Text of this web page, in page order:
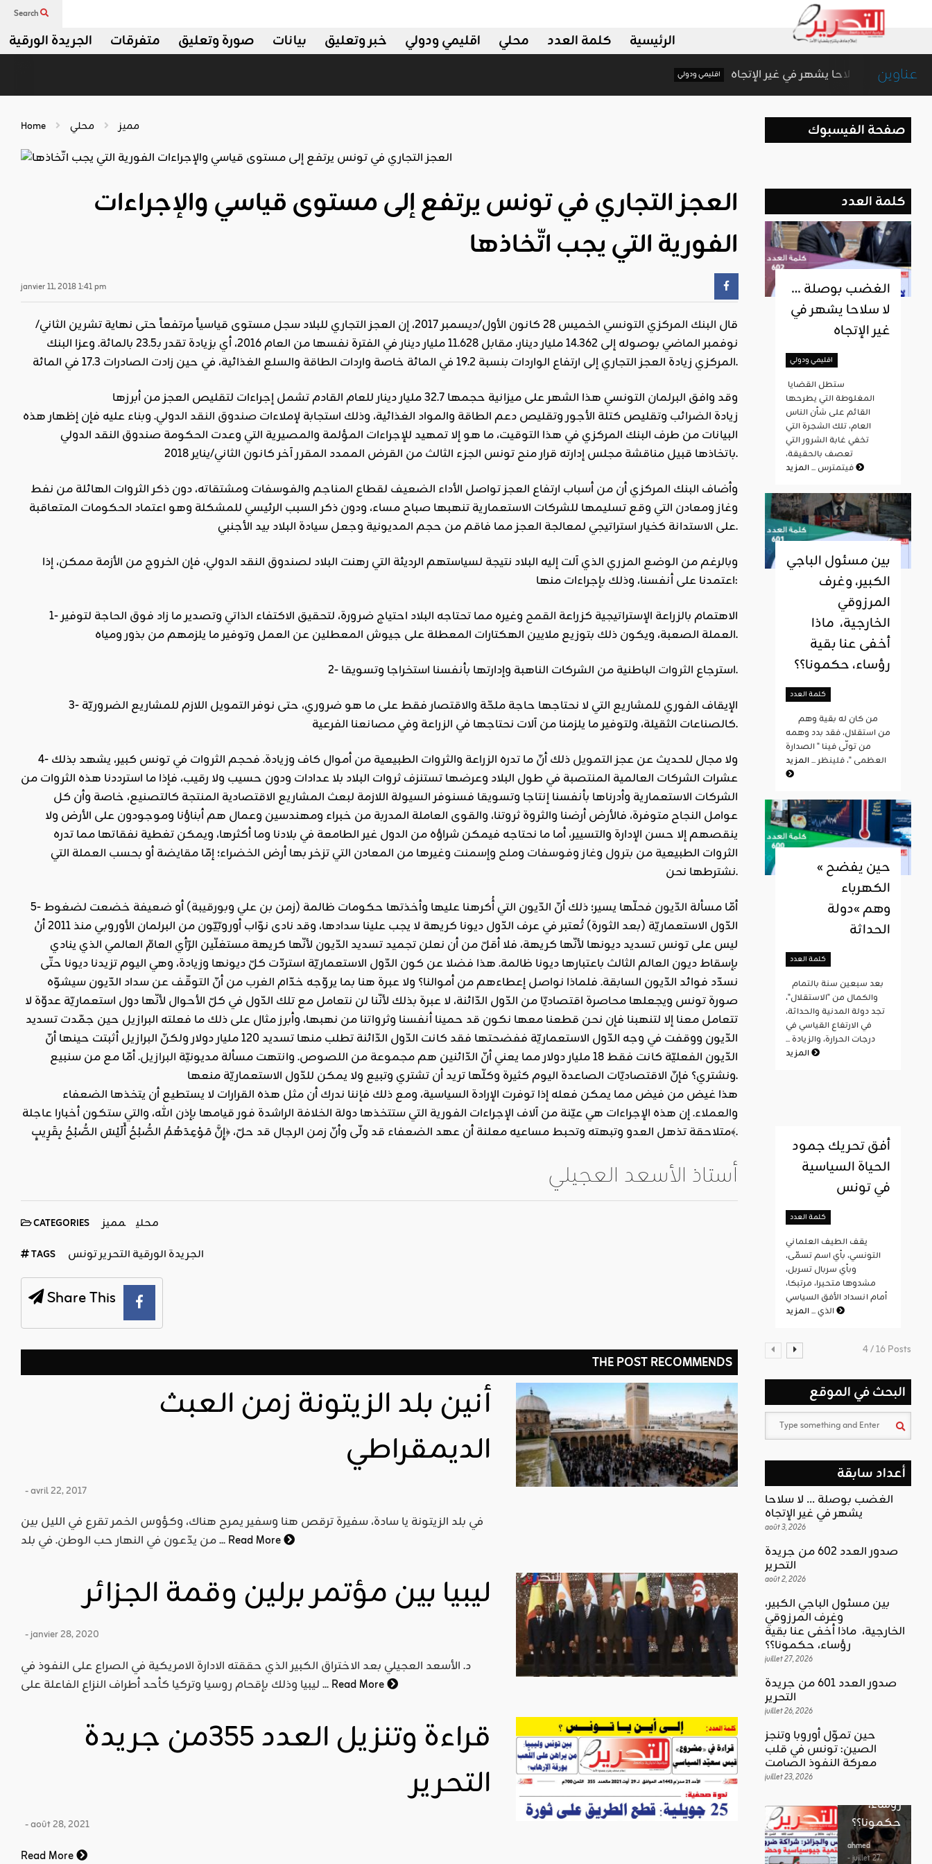
Search
الجريدة الورقية متفرقات صورة وتعليق بيانات خبر وتعليق اقليمي ودولي محلي كلمة العدد الرئيسية
عناوين اقليمي ودولي الغضب بوصلة … لا سلاحا يشهر في غير الإتجاه
Home مميز محلي
العجز التجاري في تونس يرتفع إلى مستوى قياسي والإجراءات
الفورية التي يجب اتّخاذها
janvier 11, 2018 1:41 pm
قال البنك المركزي التونسي
الخميس 28 كانون الأول/ديسمبر 2017، إن العجز التجاري للبلاد سجل مستوى قياسياً مرتفعاً حتى نهاية تشرين الثاني/
نوفمبر الماضي بوصوله إلى 14.362 مليار دينار، مقابل 11.628 مليار دينار في الفترة نفسها من العام 2016، أي بزيادة تقدر بـ23.5 بالمائة. وعزا البنك
المركزي زيادة العجز التجاري إلى ارتفاع الواردات بنسبة 19.2 في المائة خاصة واردات
الطاقة
والسلع الغذائية، في حين زادت الصادرات 17.3 في المائة.
وقد وافق البرلمان
التونسي هذا الشهر على ميزانية حجمها 32.7 مليار دينار للعام القادم تشمل إجراءات لتقليص العجز من أبرزها
زيادة الضرائب وتقليص كتلة الأجور وتقليص دعم الطاقة والمواد الغذائية، وذلك استجابة لإملاءاتصندوق النقد الدولي. وبناء عليه فإن إظهار هذه
البيانات من طرف البنك المركزي في هذا التوقيت، ما هو إلا تمهيد للإجراءات المؤلمة والمصيرية التي وعدت الحكومة صندوق النقد الدولي
باتخاذها قبيل مناقشة مجلس إدارته قرار منح تونس الجزء الثالث من القرض الممدد المقرر آخر كانون الثاني/يناير 2018.
وأضاف البنك المركزي أن من أسباب ارتفاع العجز تواصل الأداء الضعيف لقطاع المناجم والفوسفات ومشتقاته، دون ذكر الثروات الهائلة من نفط
وغاز ومعادن التي وقع تسليمها للشركات الاستعمارية تنهبها صباح مساء، ودون ذكر السبب الرئيسي للمشكلة وهو اعتماد الحكومات المتعاقبة
على الاستدانة كخيار استراتيجي لمعالجة العجز مما فاقم من حجم المديونية وجعل سيادة البلاد بيد الأجنبي.
وبالرغم من الوضع المزري الذي آلت إليه البلاد نتيجة لسياستهم الرديئة التي رهنت البلاد لصندوق النقد الدولي، فإن الخروج من الأزمة ممكن، إذا
اعتمدنا على أنفسنا، وذلك بإجراءات منها:
1- الاهتمام بالزراعة الإستراتيجية كزراعة القمح وغيره مما تحتاجه البلاد احتياج ضرورة، لتحقيق الاكتفاء الذاتي وتصدير ما زاد فوق الحاجة لتوفير
العملة الصعبة، ويكون ذلك بتوزيع ملايين الهكتارات المعطلة على جيوش المعطلين عن العمل وتوفير ما يلزمهم من بذور ومياه.
2- استرجاع الثروات
الباطنية من الشركات الناهبة وإدارتها بأنفسنا استخراجا وتسويقا.
3- الإيقاف الفوري للمشاريع التي لا نحتاجها حاجة ملحّة والاقتصار فقط على ما هو ضروري، حتى نوفر التمويل اللازم للمشاريع الضروريّة
كالصناعات الثقيلة، ولتوفير ما يلزمنا من آلات نحتاجها في الزراعة وفي مصانعنا الفرعية.
4- ولا مجال للحديث عن عجزالتمويلذلك أنّ ما تدره الزراعة والثروات الطبيعية من أموال كاف وزيادة. فحجم الثروات في تونس كبير، يشهد بذلك
عشرات الشركات العالمية المنتصبة في طول البلاد وعرضها تستنزف ثروات البلاد بلا عدادات ودون حسيب ولا رقيب، فإذا ما استرددنا هذه الثروات من
الشركات الاستعمارية وأدرناها بأنفسنا إنتاجا وتسويقا فسنوفر السيولة اللازمة لبعث المشاريع الاقتصادية المنتجة كالتصنيع، خاصة وأن كل
عوامل النجاح متوفرة، فالأرض أرضنا والثروة ثروتنا، والقوى العاملة المدربة من خبراء ومهندسين وعمال هم أبناؤنا وموجودون على الأرض ولا
ينقصهم إلا حسن الإدارة والتسيير، أما ما نحتاجه فيمكن شراؤه من الدول غير الطامعة في بلادنا وما أكثرها، ويمكن تغطية نفقاتها مما تدره
الثروات الطبيعية من بترول وغازوفوسفات وملح وإسمنت وغيرها من المعادن التي تزخر بها أرض الخضراء؛ إمّا مقايضة أو بحسب العملة التي
نشترطها نحن.
5- أمّا مسألة الدّيون فحلّها يسير؛ ذلك أنّ الدّيون التي أُكرهنا عليها وأخذتها حكومات ظالمة (زمن بن عليوبورقيبة) أو ضعيفة خضعت لضغوط
الدّول الاستعماريّة (بعد الثورة) تُعتبر في عرف الدّول ديونا كريهة لا يجب علينا سدادها، وقد نادى نوّاب أوروبّيّون من البرلمان الأوروبي منذ 2011 أنْ
ليس على تونس تسديد ديونها لأنّها كريهة، فلا أقلّ من أن نعلن تجميد تسديد الدّيون لأنّها كريهة مستغلّين الرّأي العامّ العالمي الذي ينادي
بإسقاط ديون العالم الثالث باعتبارها ديونا ظالمة. هذا فضلا عن كون الدّول الاستعماريّة استردّت كلّ ديونها وزيادة، وهي اليوم تزيدنا ديونا حتّى
نسدّد فوائد الدّيون السابقة. فلماذا نواصل إعطاءهم من أموالنا؟ ولا عبرة هنا بما يروّجه خدّام الغربمن أنّ التوقّف عن سداد الدّيون سيشوّه
صورة تونس ويجعلها محاصرة اقتصاديّا من الدّول الدّائنة، لا عبرة بذلك لأنّنا لن نتعامل مع تلك الدّول في كلّ الأحوال لأنّها دول استعماريّة عدوّة لا
تتعامل معنا إلا لتنهبنا فإن نحن قطعنا معها نكون قد حمينا أنفسنا وثرواتنا من نهبها، وأبرز مثال على ذلك ما فعلته البرازيل حين جمّدت تسديد
الدّيون ووقفت في وجه الدّول الاستعماريّة ففضحتها فقد كانت الدّول الدّائنة تطلب منها تسديد 120 مليار دولار ولكنّ البرازيل أثبتت حينها أنّ
الدّيون الفعليّة كانت فقط 18 مليار دولار مما يعني أنّ الدّائنين هم مجموعة من اللصوص. وانتهت مسألة مديونيّة
البرازيل. أمّا مع من سنبيع
ونشتري؟ فإنّ الاقتصاديّات الصاعدة اليوم كثيرة وكلّها تريد أن تشتري وتبيع ولا يمكن للدّول الاستعماريّة منعها.
هذا غيض من فيض مما يمكن فعله إذا توفرت الإرادة السياسية، ومع ذلك فإننا ندرك أن مثل هذه القرارات لا يستطيع أن يتخذها الضعفاء
والعملاء. إن هذه الإجراءات هي عيّنة من آلاف الإجراءات الفورية التي ستتخذها دولة الخلافة الراشدة فور قيامها بإذن الله، والتي ستكون أخبارا عاجلة
متلاحقة تذهل العدو وتبهته وتحبط مساعيه معلنة أن عهد الضعفاء قد ولّى وأنّ زمن الرجال قد حلّ، ﴿إِنَّ مَوْعِدَهُمُ الصُّبْحُ أَلَيْسَ الصُّبْحُ بِقَرِيبٍ﴾.
أستاذ الأسعد العجيلي
CATEGORIES محلي مميز
TAGS الجريدة الورقية التحرير تونس
Share This
THE POST RECOMMENDS
أنين بلد الزيتونة زمن العبث
الديمقراطي
- avril 22, 2017
في بلد الزيتونة يا سادة، سفيرة ترقص هنا وسفير يمرح هناك، وكؤوس الخمر تقرع في الليل بين
من يدّعون في النهار حب الوطن. في بلد ...Read More
ليبيا بين مؤتمر برلين وقمة الجزائر
- janvier 28, 2020
د. الأسعد العجيلي بعد الاختراق الكبير الذي حققته الادارة الامريكية في الصراع على النفوذ في
ليبيا وذلك بإقحام روسيا وتركيا كأحد أطراف النزاع الفاعلة على ...Read More
قراءة وتنزيل العدد 355من جريدة
التحرير
- août 28, 2021
Read More
صفحة الفيسبوك
كلمة العدد
الغضب بوصلة …
لا سلاحا يشهر في
غير الإتجاه
اقليمي ودولي
المغلوطة التي يطرحها
القائم على شأن الناس
العام، تلك الشجرة التي
تخفي غابة الشرور التي
تعصف بالحقيقة،
فيتمترس ...المزيد
بين مسئول الباجي
الكبير، وغرف
المرزوقي
الخارجية، ماذا
أخفى عنا بقية
رؤساء، حكمونا؟؟
كلمة العدد
من استقلال، فقد بدد وهمه
من تولّى فينا " الصدارة
العظمى "، فلينظر ...المزيد
« حين يفضح
الكهرباء
وهم »دولة
الحداثة
كلمة العدد
والكمال من "الاستقلال"،
تجد دولة المدنية والحداثة،
في الارتفاع القياسي في
درجات الحرارة، والزيادة ...
المزيد
أفق تحريك جمود
الحياة السياسية
في تونس
كلمة العدد
يقف الطيف العلماني
التونسي، بأي اسم تسمّى،
وبأي سربال تسربل،
مشدوها متحيرا، مرتبكا،
أمام انسداد الأفق السياسي
الذي ...المزيد
4 / 16 Posts
البحث في الموقع
أعداد سابقة
الغضب بوصلة … لا سلاحا
يشهر في غير الإتجاه
août 3, 2026
صدور العدد 602 من جريدة
التحرير
août 2, 2026
بين مسئول الباجي الكبير،
وغرف المرزوقي
الخارجية، ماذا أخفى عنا بقية
رؤساء، حكمونا؟؟
juillet 27, 2026
صدور العدد 601 من جريدة
التحرير
juillet 26, 2026
حين تموّل أوروبا وتنجز
الصين: تونس في قلب
معركة النفوذ الصامت
juillet 23, 2026
اقليمي ودولي
حين تموّل
أوروبا
تونس في
قلب
معركة
النفوذ
الصامت
ahmed
الغضب
بوصلة …
لا سلاحا
يشهر في
غير الإتجاه
ahmed
- août 3, 2026
بين
الباجي
المرزوقي
الخارجية،
ماذا أخفى
رؤساء،
حكمونا؟؟
ahmed
- juillet 27,